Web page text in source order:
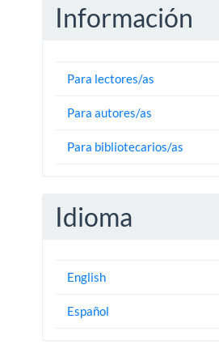
Información
Para lectores/as
Para autores/as
Para bibliotecarios/as
Idioma
English
Español